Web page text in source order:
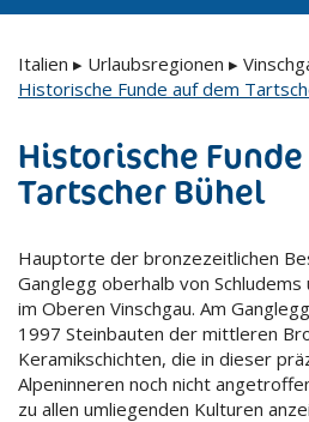
Italien ▸ Urlaubsregionen ▸
Historische Funde auf dem
Historische
Tartscher Bühel
Hauptorte der bronzezeitlichen
Ganglegg oberhalb von
im Oberen Vinschgau. Am
1997 Steinbauten der mittleren
Keramikschichten, die in dieser
Alpeninneren noch nicht
zu allen umliegenden Kulturen